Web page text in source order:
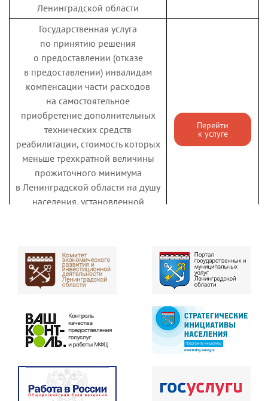
Ленинградской области
Государственная услуга
по принятию решения
о предоставлении (отказе
в предоставлении) инвалидам
компенсации части расходов
на самостоятельное
приобретение дополнительных
технических средств
реабилитации, стоимость которых
меньше трехкратной величины
прожиточного минимума
в Ленинградской области на душу
населения, установленной
Перейти
к услуге
Государственная услуга
по присвоению статуса
многодетной (многодетной
области и выдаче (получению)
удостоверения многодетной
семьи Ленинградской области
Перейти